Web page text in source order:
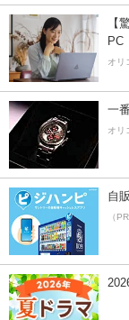
【
PC
オリ
一
オリ
自
（